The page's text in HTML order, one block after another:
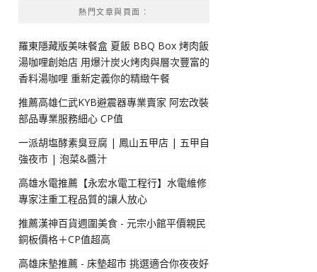
熱門文章與頁面︰
羅東隱藏版美味餐盒 夏飯 BBQ Box 烤肉飯
湯咖哩創始店 用爆汁炭火烤肉與層次豐富的
香料湯咖哩 重新定義你的精緻午餐
推薦高雄仁武KYB避震器專業賣家 阿宏改裝
部品專業服務細心 CP值
一派胡塩酵素臭豆腐 | 鳳山五甲店 | 五甲自
強夜市 | 泡菜&醬汁
高雄水電推薦【永宏水電工程行】水電維修
專家注重工程品質的讓人放心
推薦漢神百貨週圍美食 - 元宗小館平價親民
銅板價格＋CP值超高
高雄床墊推薦 - 床墊超市 挑選適合你夜夜好